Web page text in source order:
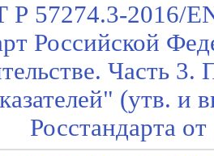
57274.3-2016/
Российской
Часть
(утв. и
Росстандарта